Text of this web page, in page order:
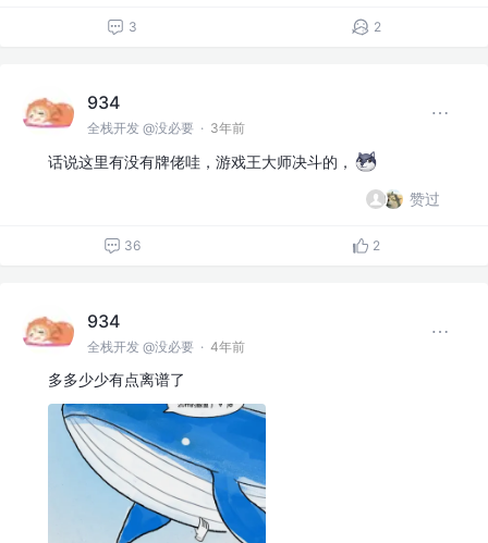
3 2
934
全栈开发 @没必要 · 3年前
话说这里有没有牌佬哇，游戏王大师决斗的，
赞过
36 2
934
全栈开发 @没必要 · 4年前
多多少少有点离谱了